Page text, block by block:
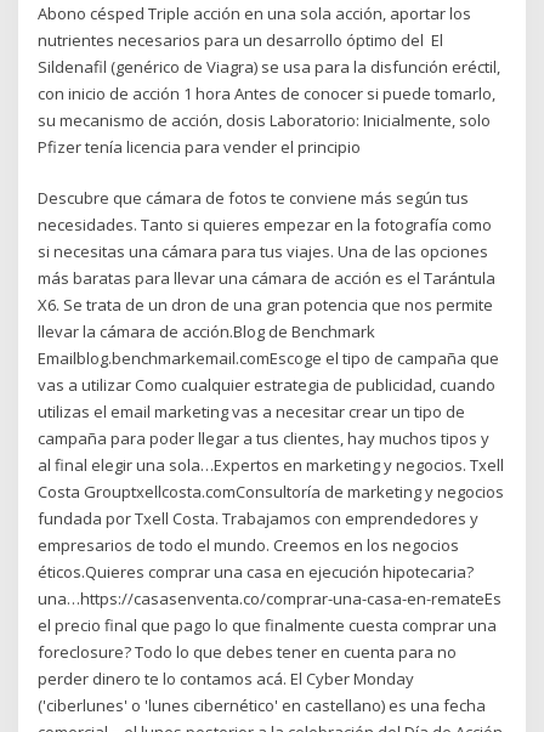
Abono césped Triple acción en una sola acción, aportar los
nutrientes necesarios para un desarrollo óptimo del El
Sildenafil (genérico de Viagra) se usa para la disfunción eréctil,
con inicio de acción 1 hora Antes de conocer si puede tomarlo,
su mecanismo de acción, dosis Laboratorio: Inicialmente, solo
Pfizer tenía licencia para vender el principio
Descubre que cámara de fotos te conviene más según tus
necesidades. Tanto si quieres empezar en la fotografía como
si necesitas una cámara para tus viajes. Una de las opciones
más baratas para llevar una cámara de acción es el Tarántula
X6. Se trata de un dron de una gran potencia que nos permite
llevar la cámara de acción.Blog de Benchmark
Emailblog.benchmarkemail.comEscoge el tipo de campaña que
vas a utilizar Como cualquier estrategia de publicidad, cuando
utilizas el email marketing vas a necesitar crear un tipo de
campaña para poder llegar a tus clientes, hay muchos tipos y
al final elegir una sola…Expertos en marketing y negocios. Txell
Costa Grouptxellcosta.comConsultoría de marketing y negocios
fundada por Txell Costa. Trabajamos con emprendedores y
empresarios de todo el mundo. Creemos en los negocios
éticos.Quieres comprar una casa en ejecución hipotecaria?
una…https://casasenventa.co/comprar-una-casa-en-remateEs
el precio final que pago lo que finalmente cuesta comprar una
foreclosure? Todo lo que debes tener en cuenta para no
perder dinero te lo contamos acá. El Cyber Monday
('ciberlunes' o 'lunes cibernético' en castellano) es una fecha